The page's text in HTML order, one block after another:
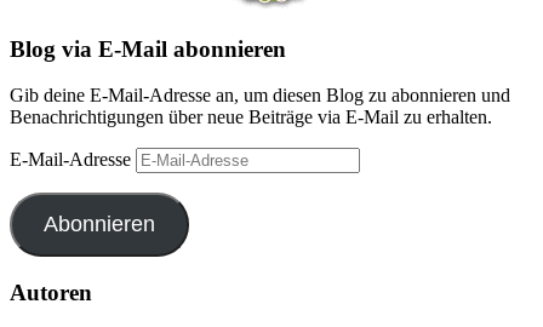
Blog via E-Mail abonnieren
Gib deine E-Mail-Adresse an, um diesen Blog zu abonnieren und
Benachrichtigungen über neue Beiträge via E-Mail zu erhalten.
E-Mail-Adresse
Abonnieren
Autoren